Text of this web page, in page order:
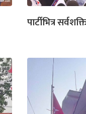
पार्टीभित्र